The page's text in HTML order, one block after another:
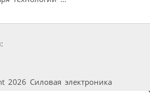
2026 Силовая электроника